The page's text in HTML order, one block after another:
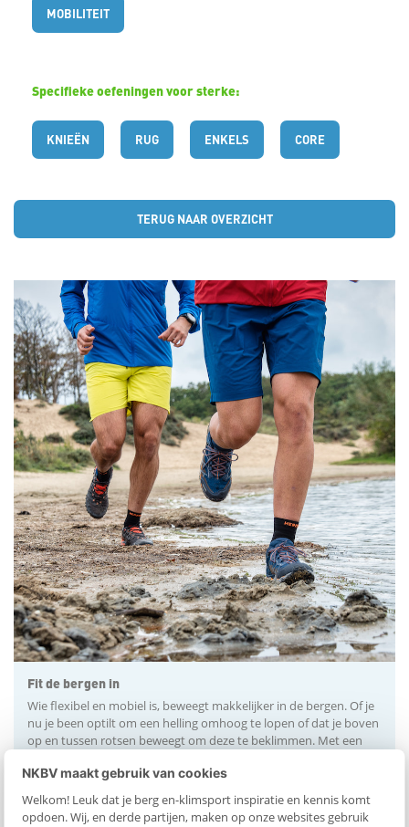
NKBV maakt gebruik van cookies
Welkom! Leuk dat je berg en-klimsport inspiratie en kennis komt
opdoen. Wij, en derde partijen, maken op onze websites gebruik
p
n
k
t
e
d
e
l
e
n
MOBILITEIT
Specifieke oefeningen voor sterke:
KNIEËN RUG ENKELS CORE
TERUG NAAR OVERZICHT
Fit de bergen in
Wie flexibel en mobiel is, beweegt makkelijker in de bergen. Of je
nu je been optilt om een helling omhoog te lopen of dat je boven
op en tussen rotsen beweegt om deze te beklimmen. Met een
kracht, mobiliteit en stabiliteit. Zo heb je meer plezier en verklein
je de kans op blessures tijdens je bergvakantie. Voor een
optimaal resultaat werk je aan elk onderdeel.